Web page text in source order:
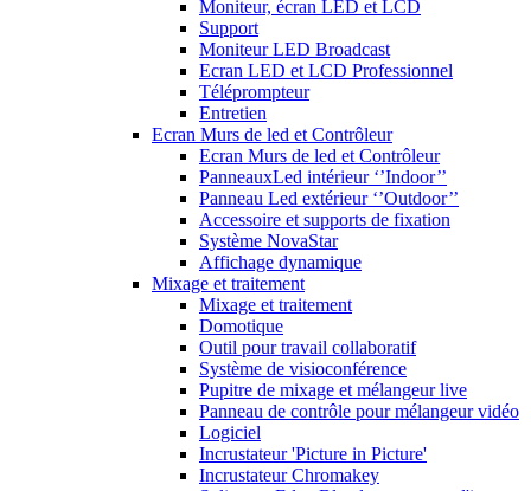
Moniteur, écran LED et LCD
Support
Moniteur LED Broadcast
Ecran LED et LCD Professionnel
Téléprompteur
Entretien
Ecran Murs de led et Contrôleur
Ecran Murs de led et Contrôleur
PanneauxLed intérieur ‘’Indoor’’
Panneau Led extérieur ‘’Outdoor’’
Accessoire et supports de fixation
Système NovaStar
Affichage dynamique
Mixage et traitement
Mixage et traitement
Domotique
Outil pour travail collaboratif
Système de visioconférence
Pupitre de mixage et mélangeur live
Panneau de contrôle pour mélangeur vidéo
Logiciel
Incrustateur 'Picture in Picture'
Incrustateur Chromakey